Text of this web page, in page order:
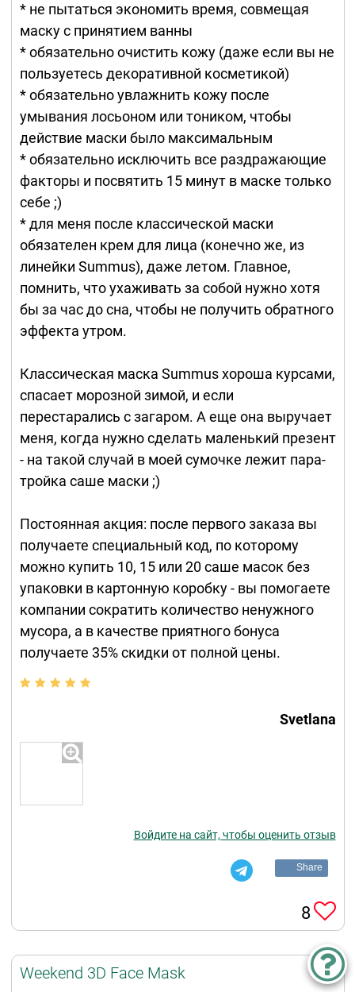
* не пытаться экономить время, совмещая
маску с принятием ванны
* обязательно очистить кожу (даже если вы не
пользуетесь декоративной косметикой)
* обязательно увлажнить кожу после
умывания лосьоном или тоником, чтобы
действие маски было максимальным
* обязательно исключить все раздражающие
факторы и посвятить 15 минут в маске только
себе ;)
* для меня после классической маски
обязателен крем для лица (конечно же, из
линейки Summus), даже летом. Главное,
помнить, что ухаживать за собой нужно хотя
бы за час до сна, чтобы не получить обратного
эффекта утром.
Классическая маска Summus хороша курсами,
спасает морозной зимой, и если
перестарались с загаром. А еще она выручает
меня, когда нужно сделать маленький презент
- на такой случай в моей сумочке лежит пара-
тройка саше маски ;)
Постоянная акция: после первого заказа вы
получаете специальный код, по которому
можно купить 10, 15 или 20 саше масок без
упаковки в картонную коробку - вы помогаете
компании сократить количество ненужного
мусора, а в качестве приятного бонуса
получаете 35% скидки от полной цены.
Svetlana
Войдите на сайт, чтобы оценить отзыв
Share
8
Weekend 3D Face Mask